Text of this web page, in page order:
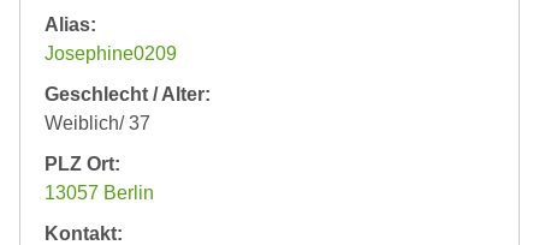
Alias:
Josephine0209
Geschlecht / Alter:
Weiblich/ 37
PLZ Ort:
13057 Berlin
Kontakt: